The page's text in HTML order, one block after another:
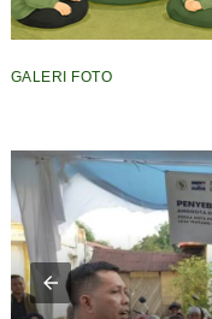
GALERI FOTO